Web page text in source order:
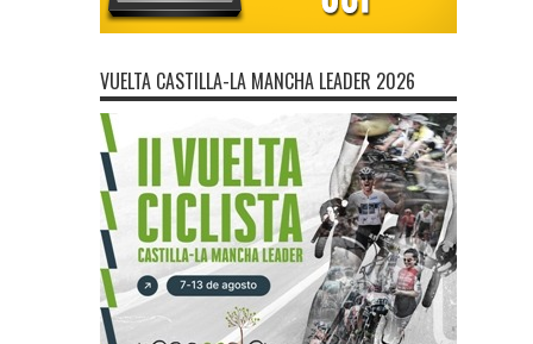
VUELTA CASTILLA-LA MANCHA LEADER 2026